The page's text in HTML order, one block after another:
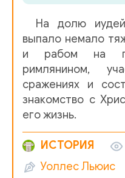
01_09
01_11
01_13
01_14
02_01
На долю
выпало немало
и рабом на
римлянином,
сражениях и
знакомство с
его жизнь.
ИСТОРИЯ
Уоллес Льюис